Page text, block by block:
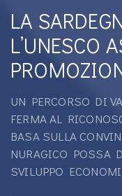
LA
L’UNESCO
UN PERCORSO DI
FERMA AL
BASA SULLA
NURAGICO POSSA
SVILUPPO